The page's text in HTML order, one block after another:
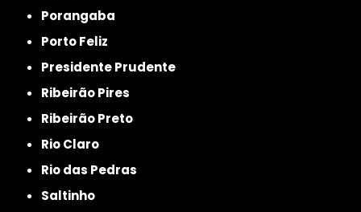
Porangaba
Porto Feliz
Presidente Prudente
Ribeirão Pires
Ribeirão Preto
Rio Claro
Rio das Pedras
Saltinho